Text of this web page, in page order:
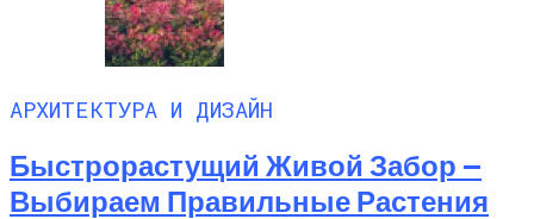
АРХИТЕКТУРА И ДИЗАЙН
Быстрорастущий Живой Забор —
Выбираем Правильные Растения